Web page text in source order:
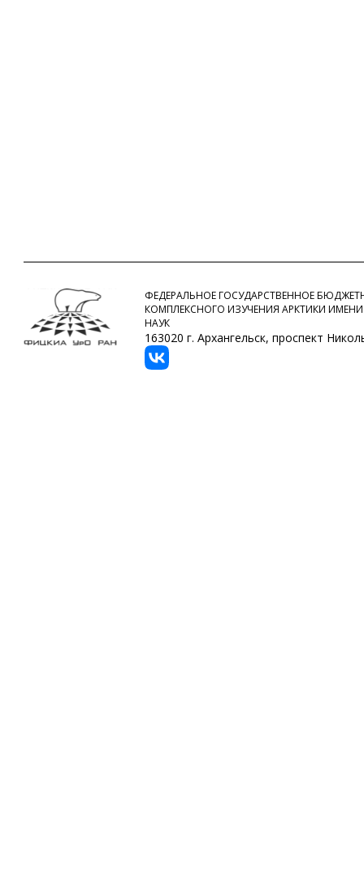
ФЕДЕРАЛЬНОЕ ГОСУДАРСТВЕННОЕ
КОМПЛЕКСНОГО ИЗУЧЕНИЯ АРКТИКИ
НАУК
163020 г. Архангельск, проспект